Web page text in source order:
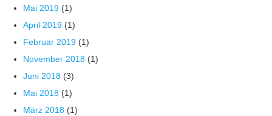
Mai 2019 (1)
April 2019 (1)
Februar 2019 (1)
November 2018 (1)
Juni 2018 (3)
Mai 2018 (1)
März 2018 (1)